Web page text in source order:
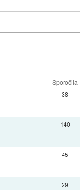
Sporočila
38
140
45
29